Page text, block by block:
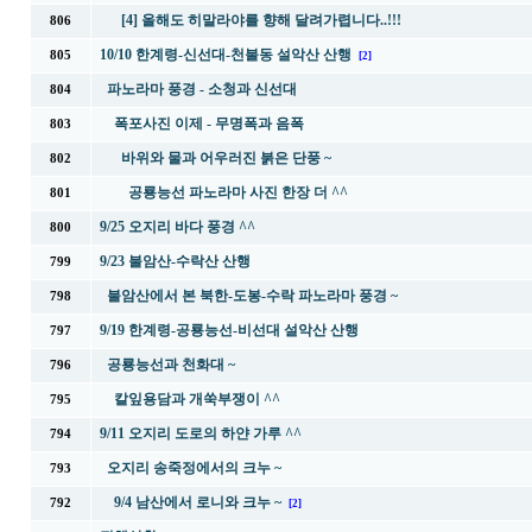
806 [4] 올해도 히말라야를 향해 달려가렵니다..!!!
805 10/10 한계령-신선대-천불동 설악산 산행 [2]
804 파노라마 풍경 - 소청과 신선대
803 폭포사진 이제 - 무명폭과 음폭
802 바위와 물과 어우러진 붉은 단풍 ~
801 공룡능선 파노라마 사진 한장 더 ^^
800 9/25 오지리 바다 풍경 ^^
799 9/23 불암산-수락산 산행
798 불암산에서 본 북한-도봉-수락 파노라마 풍경 ~
797 9/19 한계령-공룡능선-비선대 설악산 산행
796 공룡능선과 천화대 ~
795 칼잎용담과 개쑥부쟁이 ^^
794 9/11 오지리 도로의 하얀 가루 ^^
793 오지리 송죽정에서의 크누 ~
792 9/4 남산에서 로니와 크누 ~ [2]